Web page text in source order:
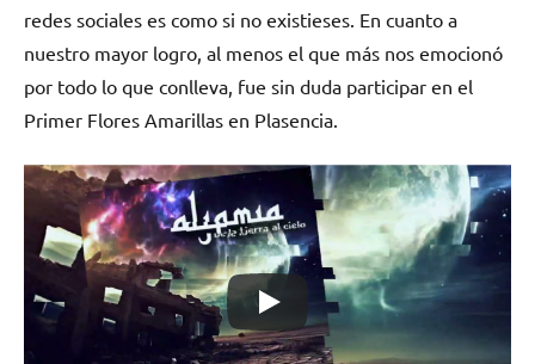
redes sociales es como si no existieses. En cuanto a
nuestro mayor logro, al menos el que más nos emocionó
por todo lo que conlleva, fue sin duda participar en el
Primer Flores Amarillas en Plasencia.